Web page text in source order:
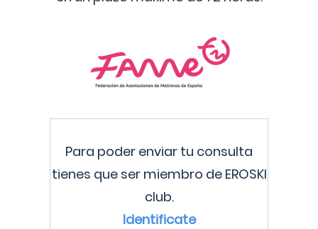
Para poder enviar tu consulta
tienes que ser miembro de EROSKI
club.
Identificate